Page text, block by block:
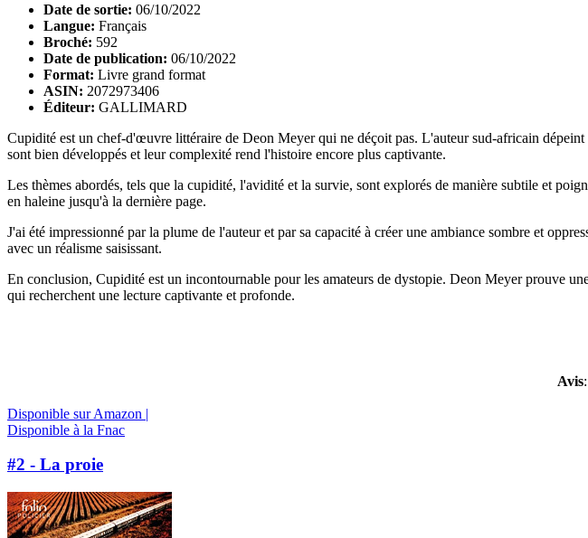
Date de sortie: 06/10/2022
Langue: Français
Broché: 592
Date de publication: 06/10/2022
Format: Livre grand format
ASIN: 2072973406
Éditeur: GALLIMARD
Cupidité est un chef-d'œuvre littéraire de Deon Meyer qui ne déçoit pas. L'auteur sud-africain
sont bien développés et leur complexité rend l'histoire encore plus captivante.
Les thèmes abordés, tels que la cupidité, l'avidité et la survie, sont explorés de manière subtile et
en haleine jusqu'à la dernière page.
J'ai été impressionné par la plume de l'auteur et par sa capacité à créer une ambiance sombre et
avec un réalisme saisissant.
En conclusion, Cupidité est un incontournable pour les amateurs de dystopie. Deon Meyer prouve
qui recherchent une lecture captivante et profonde.
Avis:
Disponible sur Amazon |
Disponible à la Fnac
#2 - La proie